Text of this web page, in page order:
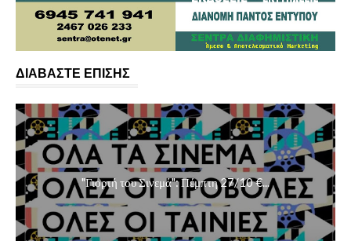
ΔΙΑΒΑΣΤΕ ΕΠΙΣΗΣ
"Γιορτή του Σινεμά": Πέμπτη 27/10 €...